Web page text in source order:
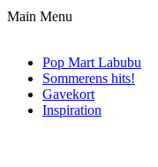
Main Menu
Pop Mart Labubu
Sommerens hits!
Gavekort
Inspiration